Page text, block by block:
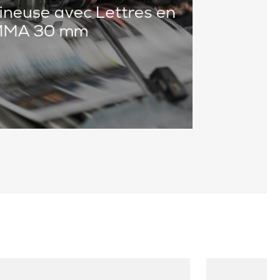
avec Lettres en
30 mm